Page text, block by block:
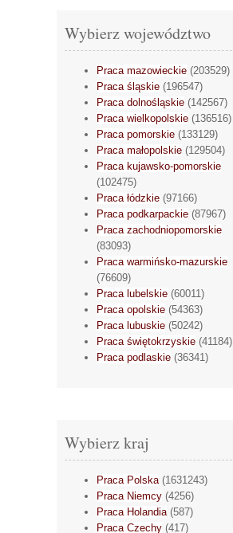
Wybierz województwo
Praca mazowieckie (203529)
Praca śląskie (196547)
Praca dolnośląskie (142567)
Praca wielkopolskie (136516)
Praca pomorskie (133129)
Praca małopolskie (129504)
Praca kujawsko-pomorskie
(102475)
Praca łódzkie (97166)
Praca podkarpackie (87967)
Praca zachodniopomorskie
(83093)
Praca warmińsko-mazurskie
(76609)
Praca lubelskie (60011)
Praca opolskie (54363)
Praca lubuskie (50242)
Praca świętokrzyskie (41184)
Praca podlaskie (36341)
Wybierz kraj
Praca Polska(1631243)
Praca Niemcy (4256)
Praca Holandia(587)
Praca Czechy (417)